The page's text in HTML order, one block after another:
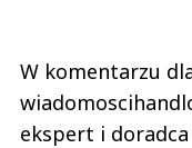
W komentarzu
ekspert i